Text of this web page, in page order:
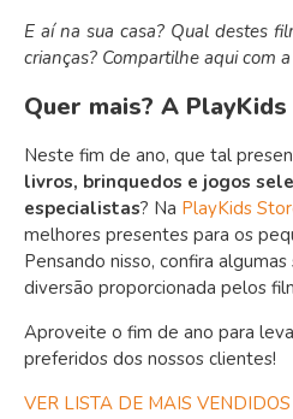
E aí na sua casa? Qual destes
crianças? Compartilhe aqui com
Quer mais? A
Neste fim de ano, que tal
livros, brinquedos e jogos
especialistas? Na PlayKids
melhores presentes para os
Pensando nisso, confira
diversão proporcionada pelos
Aproveite o fim de ano para
preferidos dos nossos clientes!
VER LISTA DE MAIS VENDIDOS